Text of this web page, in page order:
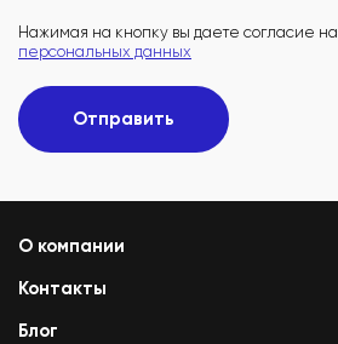
Нажимая на кнопку вы даете согласие на
персональных данных
Отправить
О компании
Контакты
Блог